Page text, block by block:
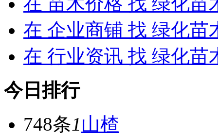
在 企业商铺 找 绿化苗
在 行业资讯 找 绿化苗
今日排行
748条1山楂